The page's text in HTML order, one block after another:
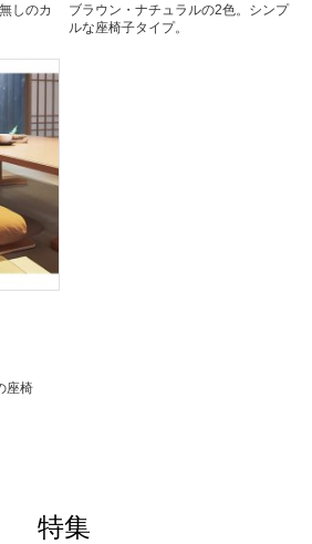
しのカ
ブラウン・ナチュラルの2色。シンプ
ルな座椅子タイプ。
座椅
特集